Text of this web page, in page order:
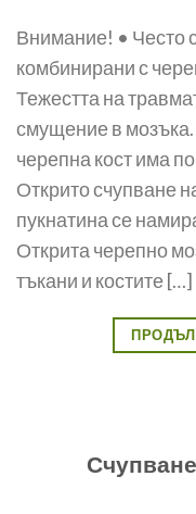
Внимание! • Често
комбинирани с
Тежестта на
смущение в
черепна кост има
Открито счупване
пукнатина се
Открита черепно
тъкани и костите […]